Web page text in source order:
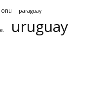
onu paraguay
uruguay